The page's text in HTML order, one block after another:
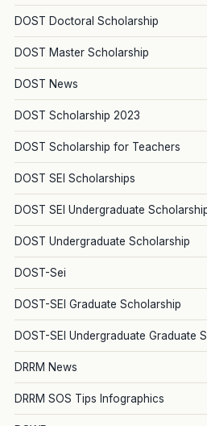
DOST Doctoral Scholarship
DOST Master Scholarship
DOST News
DOST Scholarship 2023
DOST Scholarship for Teachers
DOST SEI Scholarships
DOST SEI Undergraduate
DOST Undergraduate Scholarship
DOST-Sei
DOST-SEI Graduate Scholarship
DOST-SEI Undergraduate Graduate
DRRM News
DRRM SOS Tips Infographics